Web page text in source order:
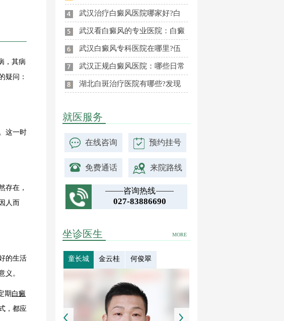
，其病
疑问：
这一时
存在，
人而
的生活
义。
期 白癜
，都应
武汉治疗白癜风医院哪家好?白
武汉看白癜风的专业医院：白癜
武汉白癜风专科医院在哪里?伍
武汉正规白癜风医院：哪些日常
湖北白斑治疗医院有哪些?发现
就医服务
在线咨询 预约挂号
免费通话 来院路线
咨询热线
027-83886690
MORE
坐诊医生
童长城 金云桂 何俊翠